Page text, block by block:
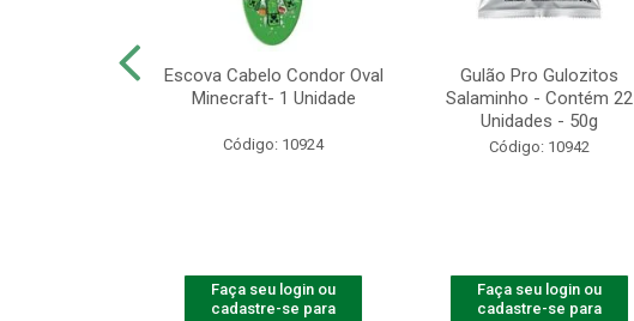
Escova Cabelo Condor Oval
Minecraft- 1 Unidade
Código: 10924
Faça seu login ou
cadastre-se para
Gulão Pro Gulozitos
Salaminho - Contém 22
Unidades - 50g
Código: 10942
Faça seu login ou
cadastre-se para